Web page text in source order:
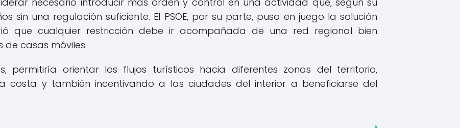
sin una regulación suficiente. El PSOE, por su parte, puso en juego la solución
que cualquier restricción debe ir acompañada de una red regional bien
casas móviles.
permitiría orientar los flujos turísticos hacia diferentes zonas del territorio,
costa y también incentivando a las ciudades del interior a beneficiarse del